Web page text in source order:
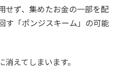
全法に基づいて注意を呼びかけました。この
プは、住所が東京都渋谷区初台一丁目 45 番
メゾン初台 14Ｆ 。代表者は船木 宏一です。
スマートフォンを用いた在宅での副業で短期
が得られるとうたう事業者に関する相談が各
せず、集めたお金の一部を配
す「ポンジスキーム」の可能
えてしまいます。